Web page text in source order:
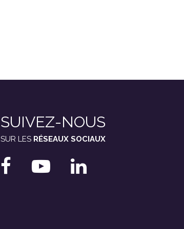
SUIVEZ-NOUS
SUR LES RÉSEAUX SOCIAUX